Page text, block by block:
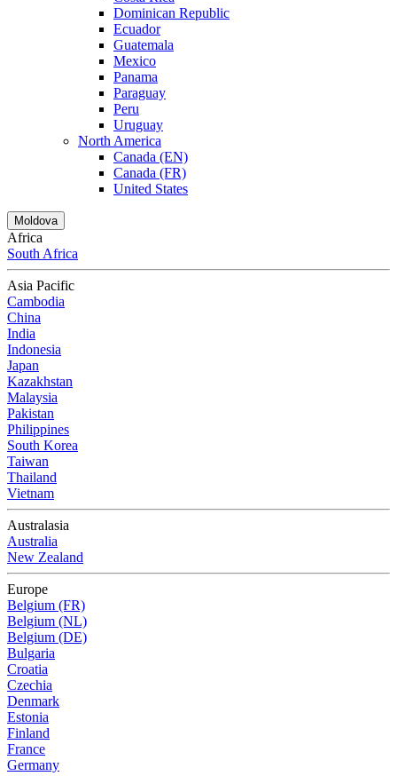
Dominican Republic
Ecuador
Guatemala
Mexico
Panama
Paraguay
Peru
Uruguay
North America
Canada (EN)
Canada (FR)
United States
Moldova
Africa
South Africa
Asia Pacific
Cambodia
China
India
Indonesia
Japan
Kazakhstan
Malaysia
Pakistan
Philippines
South Korea
Taiwan
Thailand
Vietnam
Australasia
Australia
New Zealand
Europe
Belgium (FR)
Belgium (NL)
Belgium (DE)
Bulgaria
Croatia
Czechia
Denmark
Estonia
Finland
France
Germany